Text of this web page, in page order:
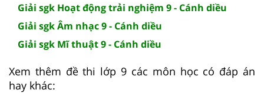
Giải sgk Hoạt động trải nghiệm 9 - Cánh diều
Giải sgk Âm nhạc 9 - Cánh diều
Giải sgk Mĩ thuật 9 - Cánh diều
Xem thêm đề thi lớp 9 các môn học có đáp án
hay khác: